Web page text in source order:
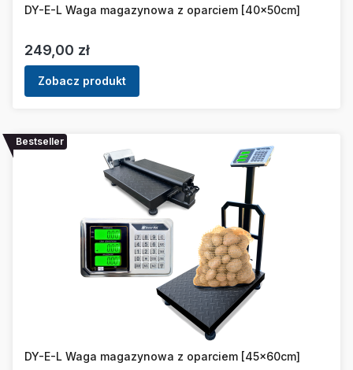
DY-E-L Waga magazynowa z oparciem [40x50cm]
Cena
249,00 zł
Zobacz produkt
Bestseller
DY-E-L Waga magazynowa z oparciem [45x60cm]